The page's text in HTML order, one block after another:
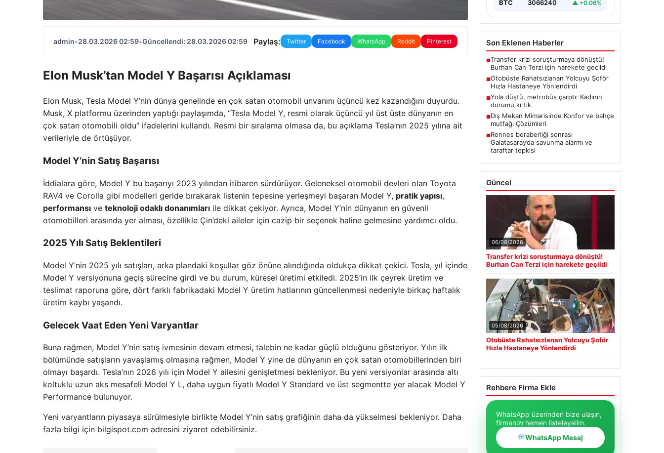
admin•28.03.2026 02:59•Güncellendi: 28.03.2026 02:59 Paylaş: Twitter Facebook WhatsApp Reddit Pinterest
Elon Musk’tan Model Y Başarısı Açıklaması
Elon Musk, Tesla Model Y’nin dünya genelinde en çok satan otomobil unvanını üçüncü kez kazandığını duyurdu.
Musk, X platformu üzerinden yaptığı paylaşımda, “Tesla Model Y, resmi olarak üçüncü yıl üst üste dünyanın en
çok satan otomobili oldu” ifadelerini kullandı. Resmi bir sıralama olmasa da, bu açıklama Tesla’nın 2025 yılına ait
verileriyle de örtüşüyor.
Model Y’nin Satış Başarısı
İddialara göre, Model Y bu başarıyı 2023 yılından itibaren sürdürüyor. Geleneksel otomobil devleri olan Toyota
RAV4 ve Corolla gibi modelleri geride bırakarak listenin tepesine yerleşmeyi başaran Model Y, pratik yapısı,
performansı ve teknoloji odaklı donanımları ile dikkat çekiyor. Ayrıca, Model Y’nin dünyanın en güvenli
otomobilleri arasında yer alması, özellikle Çin’deki aileler için cazip bir seçenek haline gelmesine yardımcı oldu.
2025 Yılı Satış Beklentileri
Model Y’nin 2025 yılı satışları, arka plandaki koşullar göz önüne alındığında oldukça dikkat çekici. Tesla, yıl içinde
Model Y versiyonuna geçiş sürecine girdi ve bu durum, küresel üretimi etkiledi. 2025’in ilk çeyrek üretim ve
teslimat raporuna göre, dört farklı fabrikadaki Model Y üretim hatlarının güncellenmesi nedeniyle birkaç haftalık
üretim kaybı yaşandı.
Gelecek Vaat Eden Yeni Varyantlar
Buna rağmen, Model Y’nin satış ivmesinin devam etmesi, talebin ne kadar güçlü olduğunu gösteriyor. Yılın ilk
bölümünde satışların yavaşlamış olmasına rağmen, Model Y yine de dünyanın en çok satan otomobillerinden biri
olmayı başardı. Tesla’nın 2026 yılı için Model Y ailesini genişletmesi bekleniyor. Bu yeni versiyonlar arasında altı
koltuklu uzun aks mesafeli Model Y L, daha uygun fiyatlı Model Y Standard ve üst segmentte yer alacak Model Y
Performance bulunuyor.
Yeni varyantların piyasaya sürülmesiyle birlikte Model Y’nin satış grafiğinin daha da yükselmesi bekleniyor. Daha
fazla bilgi için bilgispot.com adresini ziyaret edebilirsiniz.
BTC 3066240 ▲ +0.06%
Son Eklenen Haberler
■Transfer krizi soruşturmaya dönüştü!
Burhan Can Terzi için harekete geçildi
■Otobüste Rahatsızlanan Yolcuyu Şoför
Hızla Hastaneye Yönlendirdi
■Yola düştü, metrobüs çarptı: Kadının
durumu kritik
■Dış Mekan Mimarisinde Konfor ve bahçe
mutfağı Çözümleri
■Rennes beraberliği sonrası
Galatasaray’da savunma alarmı ve
taraftar tepkisi
Güncel
06/08/2026
Transfer krizi soruşturmaya dönüştü!
Burhan Can Terzi için harekete geçildi
05/08/2026
Otobüste Rahatsızlanan Yolcuyu Şoför
Hızla Hastaneye Yönlendirdi
Rehbere Firma Ekle
WhatsApp üzerinden bize ulaşın,
firmanızı hemen listeleyelim.
WhatsApp Mesaj